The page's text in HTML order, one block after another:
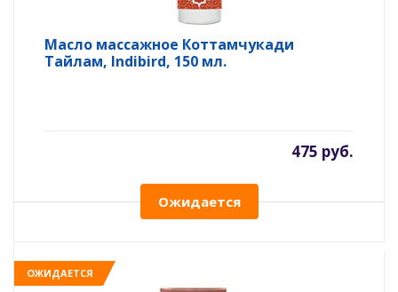
Масло массажное Коттамчукади
Тайлам, Indibird, 150 мл.
475 руб.
Ожидается
ОЖИДАЕТСЯ